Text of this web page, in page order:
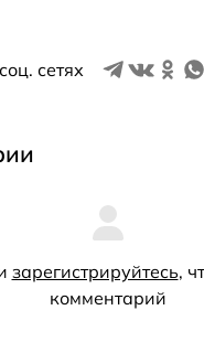
сетях
зарегистрируйтесь,
комментарий